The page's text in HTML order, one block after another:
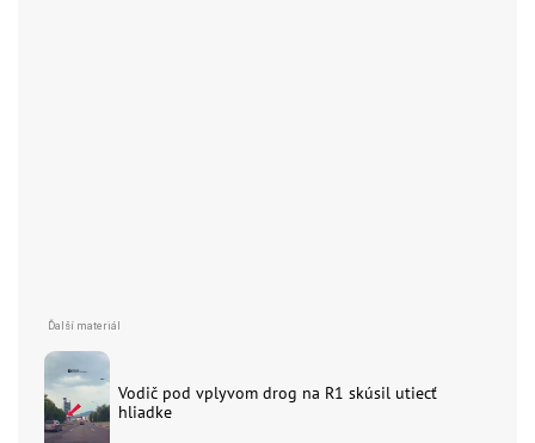
Vodič pod vplyvom drog na R1 skúsil utiecť
hliadke